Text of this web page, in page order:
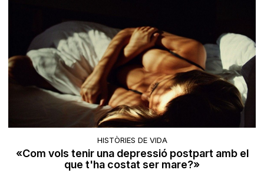
HISTÒRIES DE VIDA
«Com vols tenir una depressió postpart amb el
que t'ha costat ser mare?»